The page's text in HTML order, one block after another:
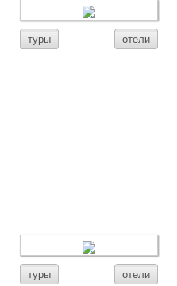
туры отели
туры отели